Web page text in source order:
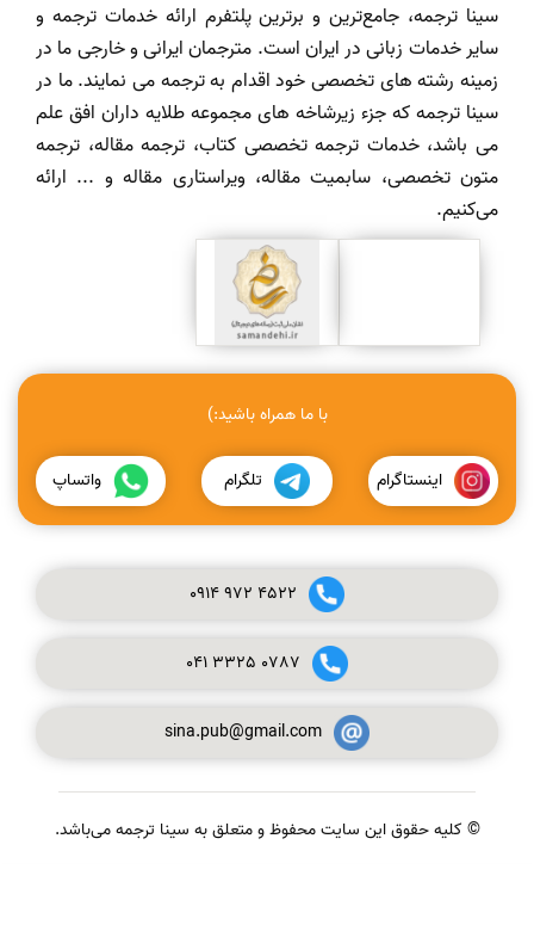
سینا ترجمه، جامع‌ترین و برترین پلتفرم ارائه خدمات ترجمه و
سایر خدمات زبانی در ایران است. مترجمان ایرانی و خارجی ما در
زمینه رشته های تخصصی خود اقدام به ترجمه می نمایند. ما در
سینا ترجمه که جزء زیرشاخه های مجموعه طلایه داران افق علم
می باشد، خدمات ترجمه تخصصی کتاب، ترجمه مقاله، ترجمه
متون تخصصی، سابمیت مقاله، ویراستاری مقاله و ... ارائه
می‌کنیم.
با ما همراه باشید:)
اینستاگرام تلگرام واتساپ
0914972 4522
041 3325 0787
sina.pub@gmail.com
© کلیه حقوق این سایت محفوظ و متعلق به سینا ترجمه می‌باشد.